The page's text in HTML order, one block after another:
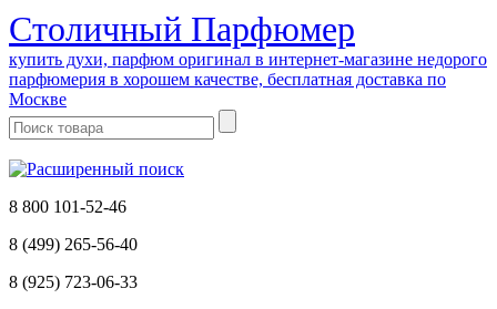
Cтоличный Парфюмер
купить духи, парфюм оригинал в интернет-магазине недорого
парфюмерия в хорошем качестве, бесплатная доставка по
Москве
8 800 101-52-46
8 (499) 265-56-40
8 (925) 723-06-33